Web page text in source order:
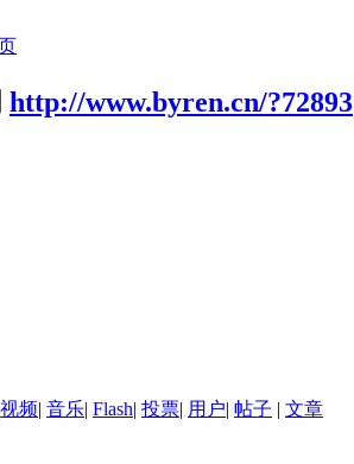
http://www.byren.cn/?72893
视频| 音乐| Flash| 投票| 用户| 帖子 | 文章